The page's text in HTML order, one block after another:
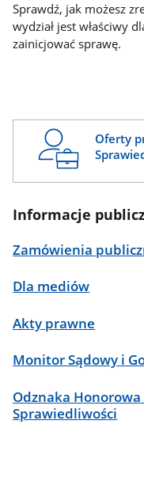
Sprawdź, jak możesz
wydział jest właściwy
zainicjować sprawę.
Oferty
Informacje
Zamówienia
Dla mediów
Akty prawne
Monitor Sądowy i
Odznaka Honorowa
Sprawiedliwości